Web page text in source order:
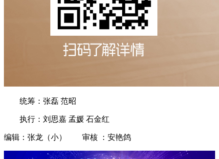
统筹：张磊 范昭
执行：刘思嘉 孟媛 石金红
编辑：张龙（小） 审核 ：安艳鸽